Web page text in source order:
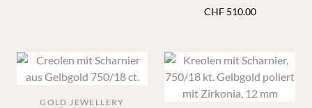
CHF510.00
GOLD JEWELLERY